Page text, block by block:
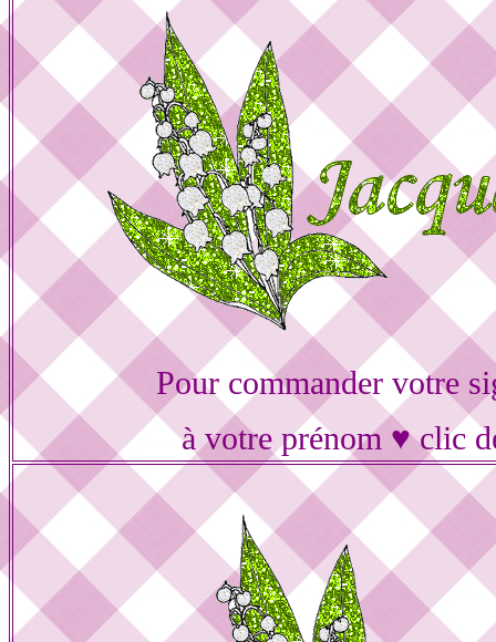
Pour commander votre
à votre prénom ♥ clic